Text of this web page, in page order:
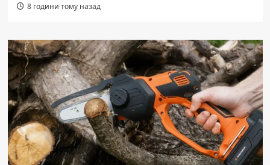
8 години тому назад